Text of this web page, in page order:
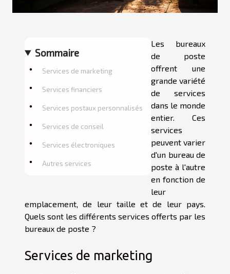
Sommaire
Services de marketing
Services financiers
Services postaux personnalisés
Services de conseil
Services électroniques
Autres services
Les bureaux
de poste
offrent une
grande variété
de services
dans le monde
entier. Ces
services
peuvent varier
d'un bureau de
poste à l'autre
en fonction de
leur
emplacement, de leur taille et de leur pays.
Quels sont les différents services offerts par les
bureaux de poste ?
Services de marketing